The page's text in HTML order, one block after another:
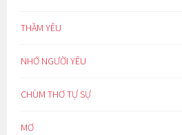
THẦM YÊU
NHỚ NGƯỜI YÊU
CHÙM THƠ TỰ SỰ
MƠ